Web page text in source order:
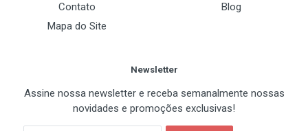
Contato
Mapa do Site
Blog
Newsletter
Assine nossa newsletter e receba semanalmente nossas
novidades e promoções exclusivas!